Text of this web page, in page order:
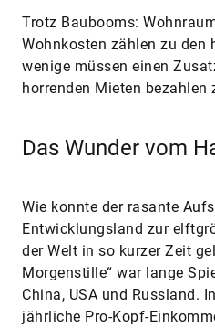
Trotz Baubooms:
Wohnkosten zählen zu den
wenige müssen einen
horrenden Mieten bezahlen
Das Wunder vom
Wie konnte der rasante
Entwicklungsland zur
der Welt in so kurzer Zeit
Morgenstille“ war lange
China, USA und Russland.
jährliche Pro-Kopf-